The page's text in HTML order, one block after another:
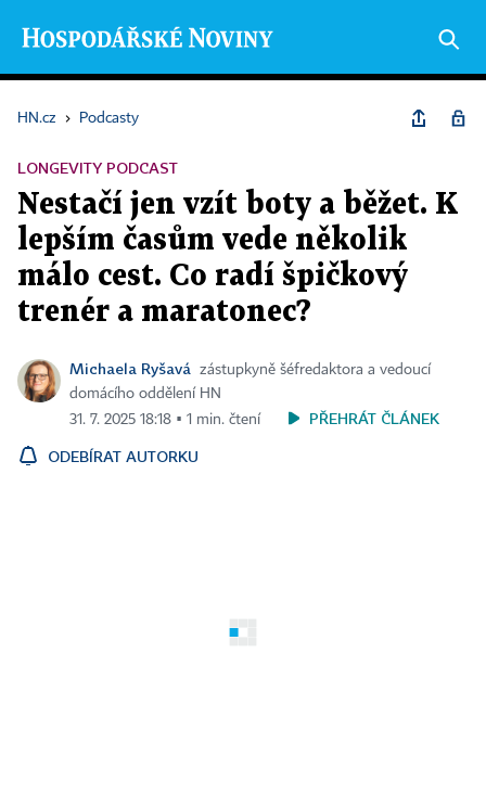
HN.cz › Podcasty
LONGEVITY PODCAST
Nestačí jen vzít boty a běžet. K
lepším časům vede několik
málo cest. Co radí špičkový
trenér a maratonec?
Michaela Ryšavá
zástupkyně šéfredaktora a vedoucí
domácího oddělení HN
31. 7. 2025 18:18 ▪ 1 min. čtení
PŘEHRÁT ČLÁNEK
ODEBÍRAT AUTORKU